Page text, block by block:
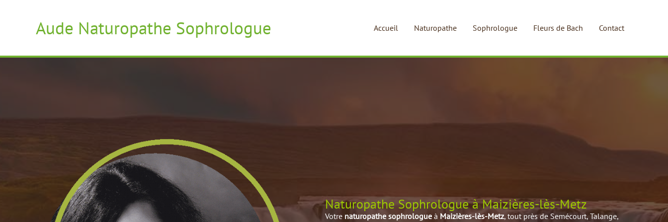
Aude Naturopathe Sophrologue Accueil Naturopathe Sophrologue Fleurs de Bach Contact
Naturopathe Sophrologue à Maizières-lès-Metz
Votre naturopathe sophrologueà Maizières-lès-Metz, tout près de Semécourt, Talange,